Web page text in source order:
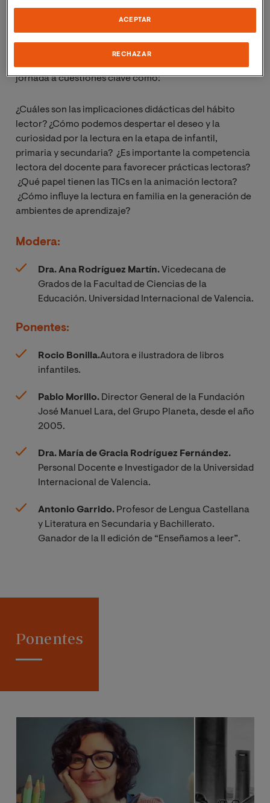
placer por la literatura serán los objetivos generales de
la sesión.
jornada a cuestiones clave como:
¿Cuáles son las implicaciones didácticas del hábito
lector? ¿Cómo podemos despertar el deseo y la
curiosidad por la lectura en la etapa de infantil,
primaria y secundaria? ¿Es importante la competencia
lectora del docente para favorecer prácticas lectoras?
¿Qué papel tienen las TICs en la animación lectora?
¿Cómo influye la lectura en familia en la generación de
ambientes de aprendizaje?
Modera:
Dra. Ana Rodríguez Martín.Vicedecana de
Grados de la Facultad de Ciencias de la
Educación. Universidad Internacional de Valencia.
Ponentes:
Rocio Bonilla.Autora e ilustradora de libros
infantiles.
Pablo Morillo. Director General de la Fundación
José Manuel Lara, del Grupo Planeta, desde el año
2005.
Dra. María de Gracia Rodríguez Fernández.
Personal Docente e Investigador de la Universidad
Internacional de Valencia.
Antonio Garrido. Profesor de Lengua Castellana
y Literatura en Secundaria y Bachillerato.
Ganador de la II edición de “Enseñamos a leer”.
Ponentes
RECHAZAR
ACEPTAR